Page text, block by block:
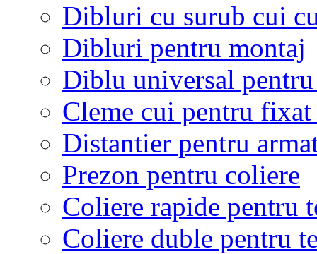
Dibluri cu surub cui
Dibluri pentru montaj
Diblu universal
Cleme cui pentru
Distantier pentru
Prezon pentru coliere
Coliere rapide pentru
Coliere duble pentru